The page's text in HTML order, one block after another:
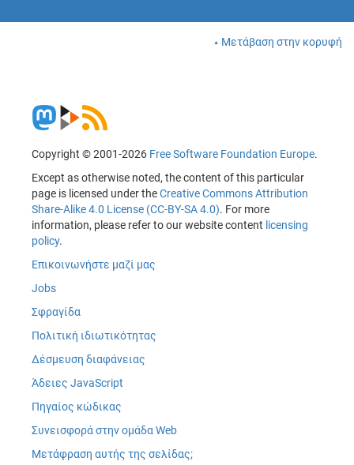
Μετάβαση στην κορυφή
Copyright © 2001-2026 Free Software Foundation Europe.
Except as otherwise noted, the content of this particular
page is licensed under theCreative Commons Attribution
Share-Alike 4.0 License (CC-BY-SA 4.0). For more
information, please refer to our website content licensing
policy.
Επικοινωνήστε μαζί μας
Jobs
Σφραγίδα
Πολιτική ιδιωτικότητας
Δέσμευση διαφάνειας
Άδειες JavaScript
Πηγαίος κώδικας
Συνεισφορά στην ομάδα Web
Μετάφραση αυτής της σελίδας;